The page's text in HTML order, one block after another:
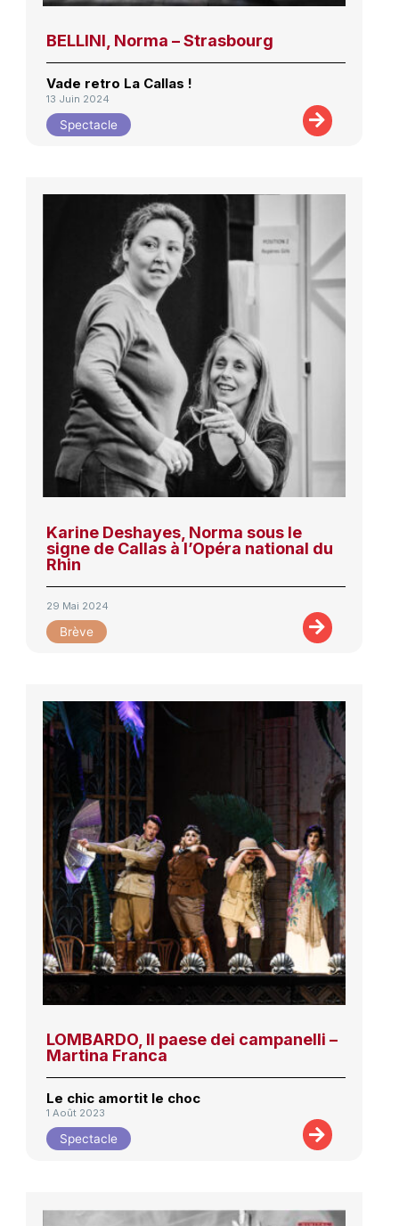
BELLINI, Norma – Strasbourg
Vade retro La Callas !
13 Juin 2024
Spectacle
Karine Deshayes, Norma sous le
signe de Callas à l’Opéra national du
Rhin
29 Mai 2024
Brève
LOMBARDO, Il paese dei campanelli –
Martina Franca
Le chic amortit le choc
1 Août 2023
Spectacle